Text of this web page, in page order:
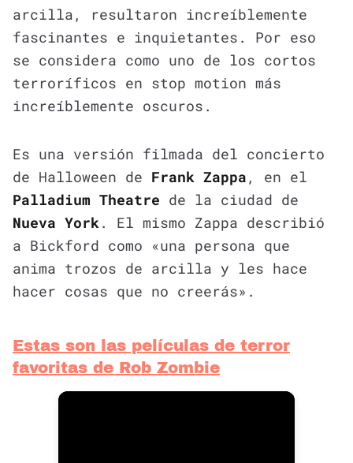
arcilla, resultaron increíblemente
fascinantes e inquietantes. Por eso
se considera como uno de los cortos
terroríficos en stop motion más
increíblemente oscuros.
Es una versión filmada del concierto
de Halloween de Frank Zappa , en el
Palladium Theatre de la ciudad de
Nueva York. El mismo Zappa describió
a Bickford como «una persona que
anima trozos de arcilla y les hace
hacer cosas que no creerás».
Estas son las películas de terror
favoritas de Rob Zombie